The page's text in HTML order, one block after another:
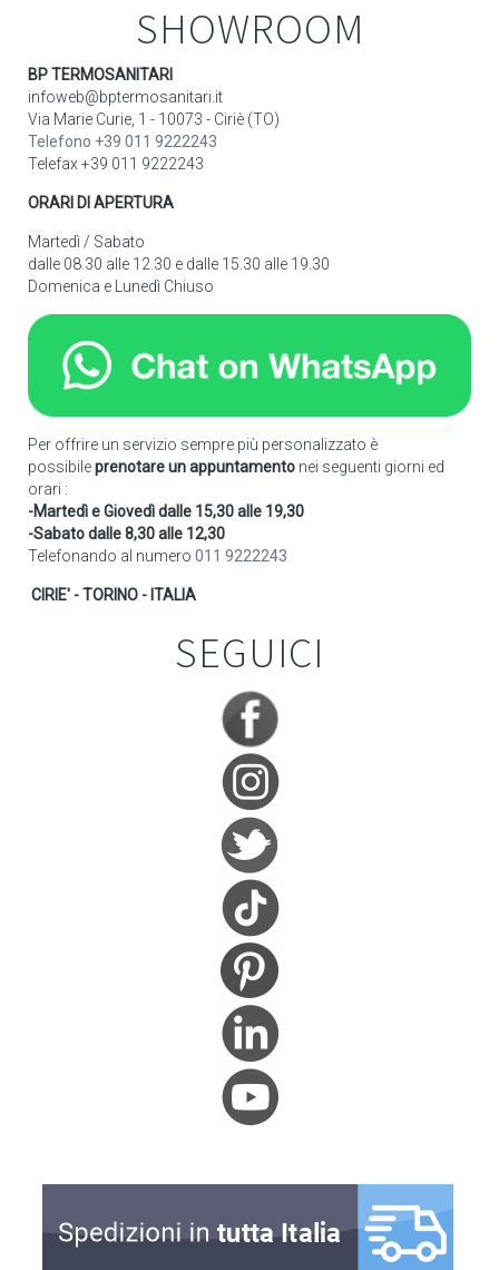
SHOWROOM
BP TERMOSANITARI
infoweb@bptermosanitari.it
Via Marie Curie, 1 - 10073 - Ciriè (TO)
Telefono +39 011 9222243
Telefax +39 011 9222243
ORARI DI APERTURA
Martedì / Sabato
dalle 08.30 alle 12.30 e dalle 15.30 alle 19.30
Domenica e Lunedì Chiuso
Per offrire un servizio sempre più personalizzato è
possibileprenotare un appuntamento nei seguenti giorni ed
orari :
-Martedì e Giovedì dalle 15,30 alle 19,30
-Sabato dalle 8,30 alle 12,30
Telefonando al numero 011 9222243
CIRIE' - TORINO - ITALIA
SEGUICI